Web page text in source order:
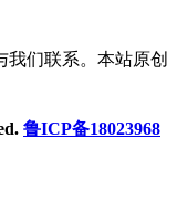
们联系。本站原创
鲁ICP备18023968